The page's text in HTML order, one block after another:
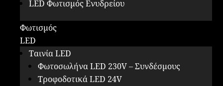
LED Φωτισμός Ενυδρείου
Φωτισμός
LED
Ταινία LED
Φωτοσωλήνα LED 230V – Συνδέσμους
Τροφοδοτικά LED 24V